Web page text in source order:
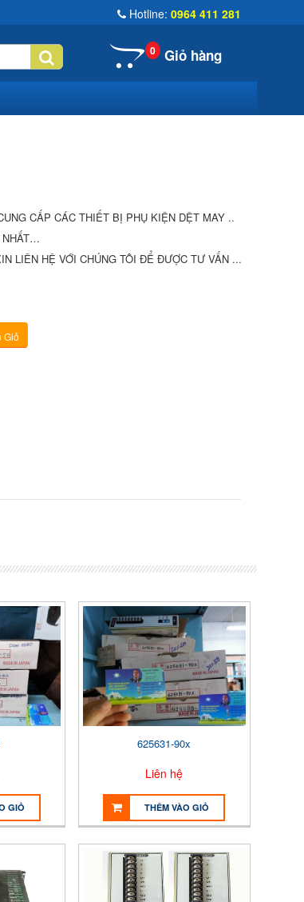
Hotline: 0964 411 281
0 Giỏ hàng
CẤP CÁC THIẾT BỊ PHỤ KIỆN DỆT MAY ..
NHẤT…
LIÊN HỆ VỚI CHÚNG TÔI ĐỂ ĐƯỢC TƯ VẤN ...
Giỏ
GIỎ
625631-90x
Liên hệ
THÊM VÀO GIỎ